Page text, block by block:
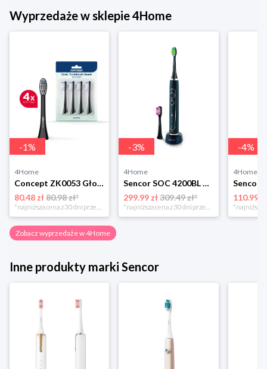
Wyprzedaże w sklepie 4Home
-1%
4Home
Concept ZK0053 Głowica wymienna PERFECT SMILE Soft Clean, 4 szt., czarny
80.48 zł80.98 zł*
*najniższa cena z 30 dni przed obniżką
-3%
4Home
Sencor SOC 4200BL Szczoteczka do zębów
299.99 zł 309.49 zł*
*najniższa cena z 30 dni przed obniżką
-4%
4Home
110.99 zł
Zobacz wyprzedaże w 4Home
Inne produkty marki Sencor